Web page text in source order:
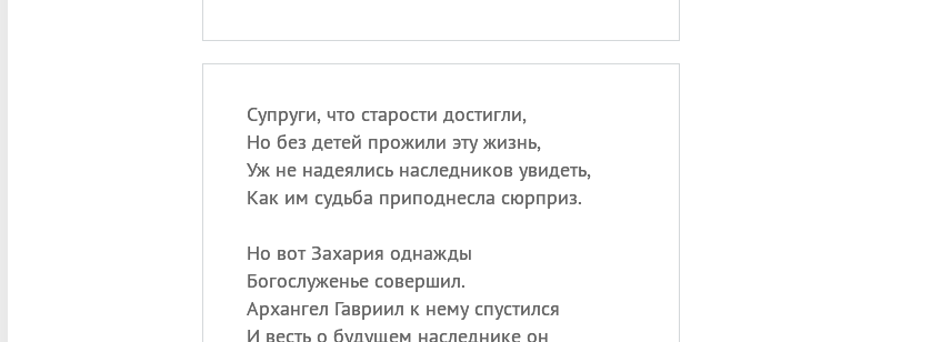
Супруги, что старости достигли,
Но без детей прожили эту жизнь,
Уж не надеялись наследников увидеть,
Как им судьба приподнесла сюрприз.
Но вот Захария однажды
Богослуженье совершил.
Архангел Гавриил к нему спустился
И весть о будущем наследнике он